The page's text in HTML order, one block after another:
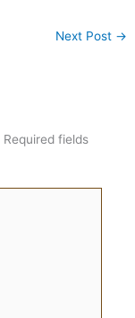
Next Post →
Required fields